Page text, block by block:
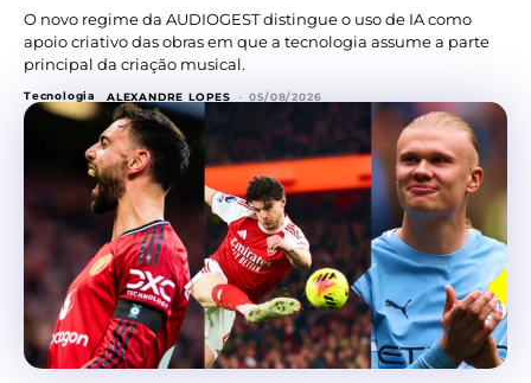
O novo regime da AUDIOGEST distingue o uso de IA como
apoio criativo das obras em que a tecnologia assume a parte
principal da criação musical.
Tecnologia ALEXANDRE LOPES - 05/08/2026